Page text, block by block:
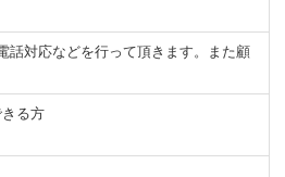
話対応などを行って頂きます。また顧
る方